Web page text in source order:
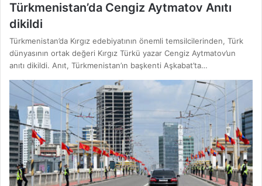
Türkmenistan’da Cengiz Aytmatov Anıtı
dikildi
Türkmenistan’da Kırgız edebiyatının önemli temsilcilerinden, Türk
dünyasının ortak değeri Kırgız Türkü yazar Cengiz Aytmatov’un
anıtı dikildi. Anıt, Türkmenistan’ın başkenti Aşkabat’ta…